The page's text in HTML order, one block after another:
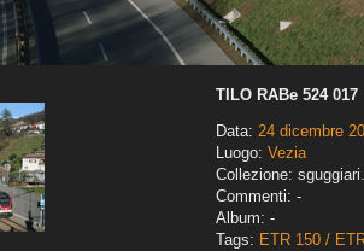
TILO RABe 524 017
Data: 24 dicembre
Luogo: Vezia
Collezione:
Commenti: -
Album: -
Tags: ETR 150 /